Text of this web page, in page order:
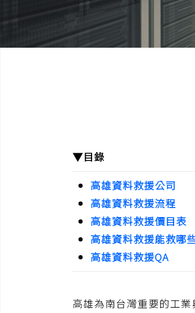
▼目錄
高雄資料救援公司
高雄資料救援流程
高雄資料救援價目表
高雄資料救援能救哪
高雄資料救援QA
高雄為南台灣重要的工